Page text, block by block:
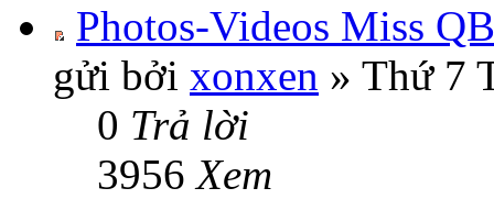
Photos-Videos Miss
gửi bởi xonxen » Thứ 7
0 Trả lời
3956Xem